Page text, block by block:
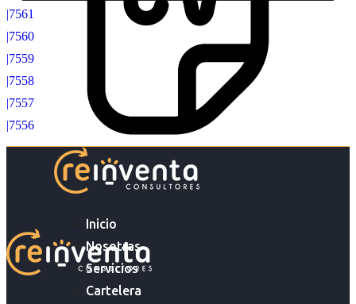
Inicio
Nosotras
Servicios
Cartelera
|7561
|7560
|7559
|7558
|7557
|7556